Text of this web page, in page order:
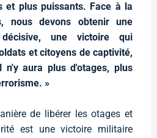
et plus puissants. Face à la
nous devons obtenir une
une victoire qui
et citoyens de captivité,
aura plus d'otages, plus
»
de libérer les otages et
est une victoire militaire